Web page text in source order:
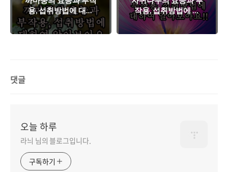
용, 섭취방법에 대하
여 알아보아요
작용, 섭취방법에 대
하여 알아보아요
댓글
오늘 하루
라늬 님의 블로그입니다.
구독하기